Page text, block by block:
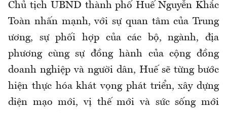
Chủ tịch UBND thành phố Huế Nguyễn Khắc
Toàn nhấn mạnh, với sự quan tâm của Trung
ương, sự phối hợp của các bộ, ngành, địa
phương cùng sự đồng hành của cộng đồng
doanh nghiệp và người dân, Huế sẽ từng bước
hiện thực hóa khát vọng phát triển, xây dựng
diện mạo mới, vị thế mới và sức sống mới